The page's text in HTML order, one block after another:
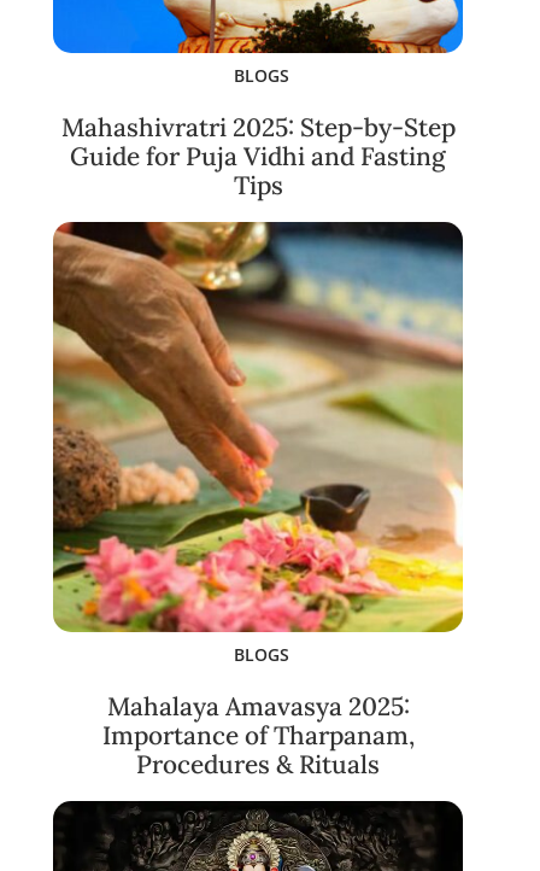
BLOGS
Mahashivratri 2025: Step-by-Step
Guide for Puja Vidhi and Fasting
Tips
BLOGS
Mahalaya Amavasya 2025:
Importance of Tharpanam,
Procedures & Rituals